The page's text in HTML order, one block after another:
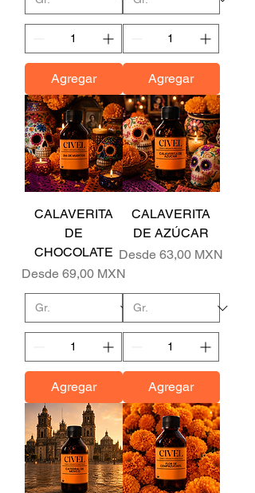
Agregar Agregar
CALAVERITA
DE
CHOCOLATE
Desde 69,00 MXN
Precio de oferta
Agregar
CALAVERITA
DE AZÚCAR
Desde63,00 MXN
Precio de oferta
Agregar